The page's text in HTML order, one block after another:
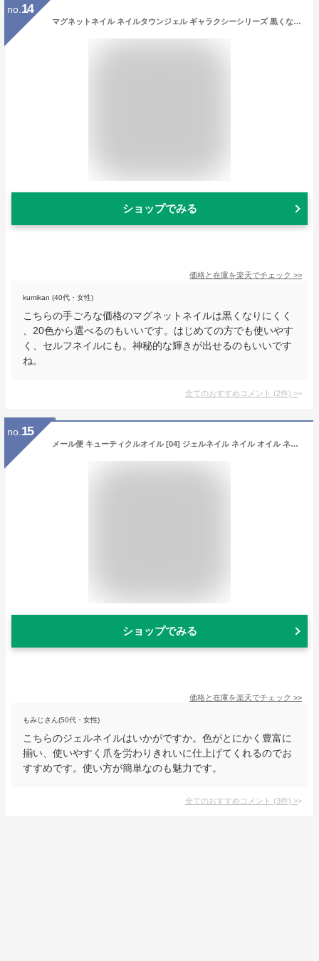
no. 14
マグネットネイル ネイルタウンジェル ギャラクシーシリーズ 黒くなりにくい 全20色 約3g入り セルフネイル カラージェル ベージュ ジェルネイル
ショップでみる
価格と在庫を楽天でチェック >>
kumikan (40代・女性)
こちらの手ごろな価格のマグネットネイルは黒くなりにくく
、20色から選べるのもいいです。はじめての方でも使いやす
く、セルフネイルにも。神秘的な輝きが出せるのもいいです
ね。
全てのおすすめコメント (2件) >
no. 15
メール便 キューティクルオイル [04] ジェルネイル ネイル オイル ネイルオイル キューティクルオイル ネイルケア 爪 ペンタイプ ペン キューティクル ささくれ 爪 美容液 補修 夏ネイル フットネイル
ショップでみる
価格と在庫を楽天でチェック >>
もみじさん(50代・女性)
こちらのジェルネイルはいかがですか。色がとにかく豊富に
揃い、使いやすく爪を労わりきれいに仕上げてくれるのでお
すすめです。使い方が簡単なのも魅力です。
全てのおすすめコメント (3件) >